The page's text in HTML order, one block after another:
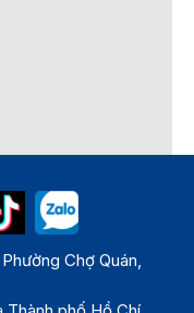
Chợ Quán,